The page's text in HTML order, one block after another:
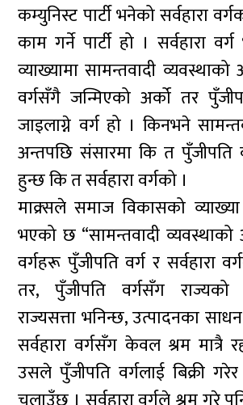
कम्युनिस्ट पार्टी भनेको सर्वहारा
काम गर्ने पार्टी हो । सर्वहारा
व्याख्यामा सामन्तवादी
वर्गसँगै जन्मिएको अर्को तर
जाइलाग्ने वर्ग हो । किनभने
अन्तपछि संसारमा कि त पुँजीपति
हुन्छ कि त सर्वहारा वर्गको ।
माक्र्सले समाज विकासको व्याख्या
भएको छ “सामन्तवादी
वर्गहरू पुँजीपति वर्ग र सर्वहारा
तर, पुँजीपति वर्गसँग
राज्यसत्ता भनिन्छ, उत्पादनका
सर्वहारा वर्गसँग केवल श्रम मात्रै
उसले पुँजीपति वर्गलाई बिक्री